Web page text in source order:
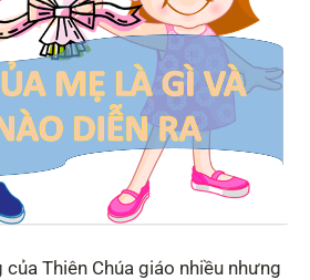
Thiên Chúa giáo nhiều nhưng